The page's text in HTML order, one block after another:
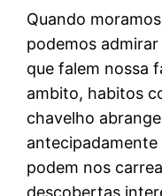
Quando
podemos
que falem nossa
ambito, habitos
chavelho
podem nos
descobertas